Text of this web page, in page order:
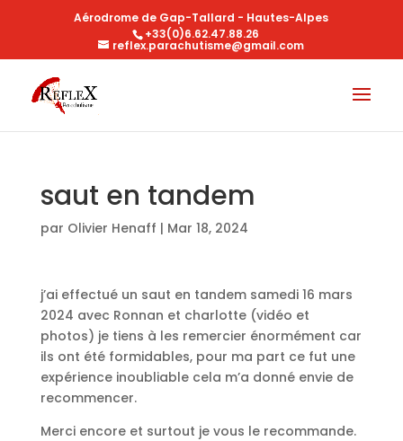
Aérodrome de Gap-Tallard - Hautes-Alpes
+33(0)6.62.47.88.26
reflex.parachutisme@gmail.com
saut en tandem
par Olivier Henaff | Mar 18, 2024
j’ai effectué un saut en tandem samedi 16 mars
2024 avec Ronnan et charlotte (vidéo et
photos) je tiens à les remercier énormément car
ils ont été formidables, pour ma part ce fut une
expérience inoubliable cela m’a donné envie de
recommencer.
Merci encore et surtout je vous le recommande.